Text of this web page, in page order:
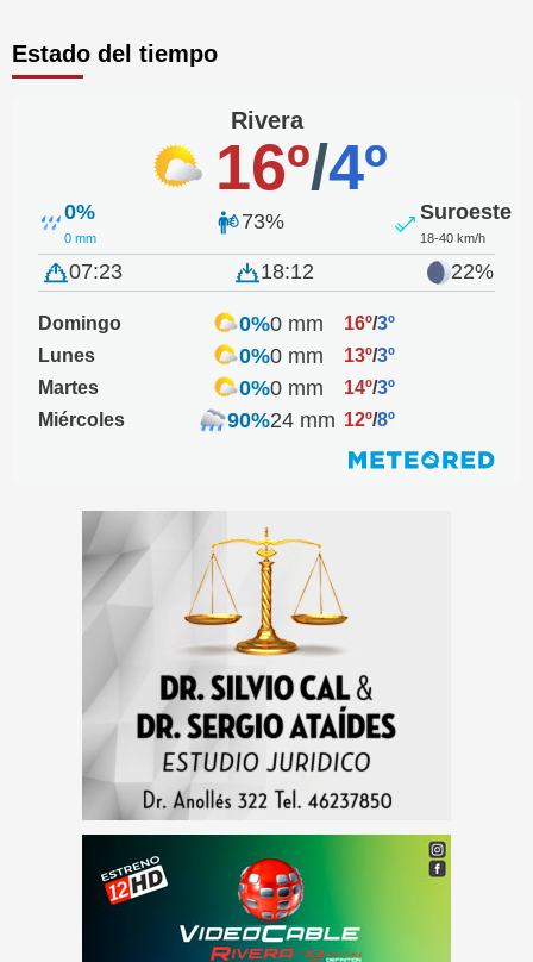
Estado del tiempo
Rivera
16º/4º
0%
0 mm
73% Suroeste
18-40 km/h
07:23 18:12 22%
Domingo 0%0 mm 16º/3º
Lunes
0%0 mm 13º/3º
Martes
0%0 mm 14º/3º
Miércoles
90%24 mm 12º/8º